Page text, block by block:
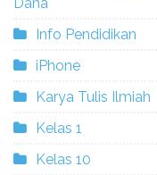
Info Pendidikan
iPhone
Karya Tulis Ilmiah
Kelas 1
Kelas 10